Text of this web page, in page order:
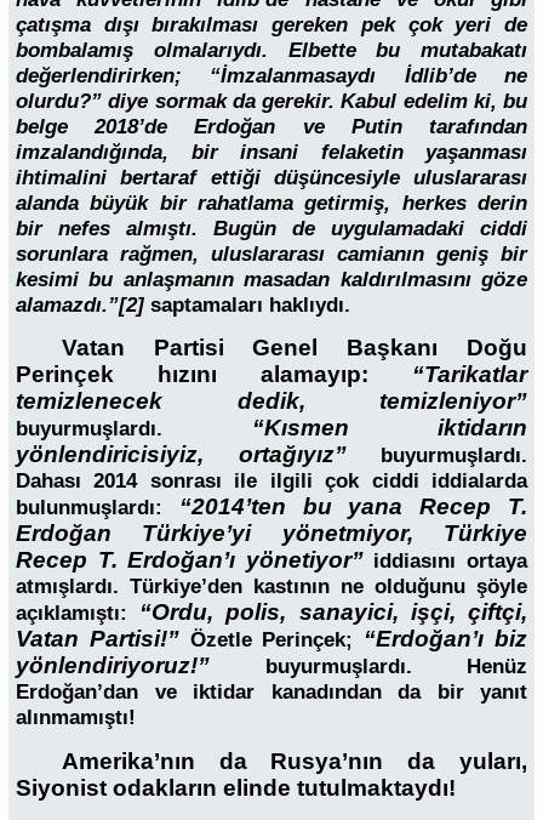
çatışma dışı bırakılması gereken pek çok yeri de
bombalamış olmalarıydı. Elbette bu mutabakatı
değerlendirirken; “İmzalanmasaydı İdlib’de ne
olurdu?” diye sormak da gerekir. Kabul edelim ki, bu
belge 2018’de Erdoğan ve Putin tarafından
imzalandığında, bir insani felaketin yaşanması
ihtimalini bertaraf ettiği düşüncesiyle uluslararası
alanda büyük bir rahatlama getirmiş, herkes derin
bir nefes almıştı. Bugün de uygulamadaki ciddi
sorunlara rağmen, uluslararası camianın geniş bir
kesimi bu anlaşmanın masadan kaldırılmasını göze
alamazdı.”[2] saptamaları haklıydı.
Vatan Partisi Genel Başkanı Doğu
Perinçek hızını alamayıp: “Tarikatlar
temizlenecek dedik, temizleniyor”
buyurmuşlardı. “Kısmen iktidarın
yönlendiricisiyiz, ortağıyız”
buyurmuşlardı.
Dahası 2014 sonrası ile ilgili çok ciddi iddialarda
bulunmuşlardı: “2014’ten bu yana Recep T.
Erdoğan Türkiye’yi yönetmiyor, Türkiye
Recep T. Erdoğan’ı yönetiyor” iddiasını ortaya
atmışlardı. Türkiye’den kastının ne olduğunu şöyle
açıklamıştı: “Ordu, polis, sanayici, işçi, çiftçi,
Vatan Partisi!” Özetle Perinçek; “Erdoğan’ı biz
yönlendiriyoruz!” buyurmuşlardı. Henüz
Erdoğan’dan ve iktidar kanadından da bir yanıt
alınmamıştı!
Amerika’nın da Rusya’nın da yuları,
Siyonist odakların elinde tutulmaktaydı!